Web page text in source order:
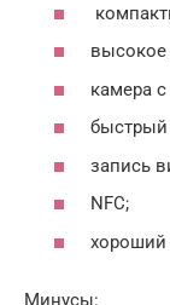
высокое
камера
быстрый
запись
NFC;
хороший
Минусы: